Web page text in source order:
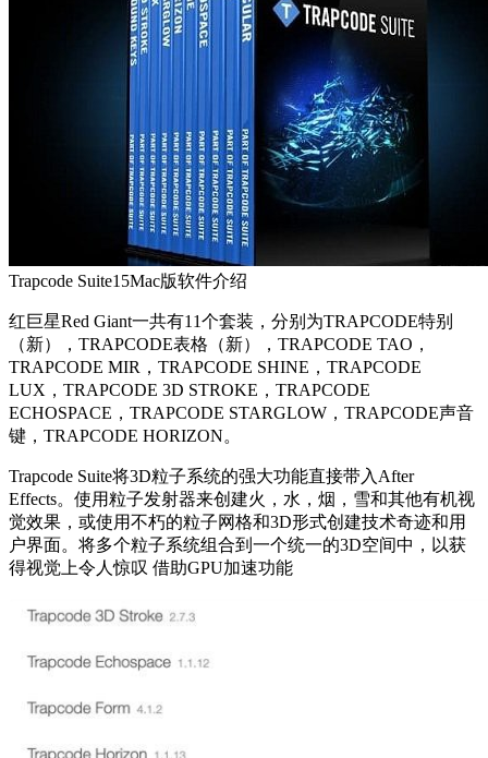
Trapcode Suite15Mac版软件介绍
红巨星Red Giant一共有11个套装，分别为TRAPCODE特别
（新），TRAPCODE表格（新），TRAPCODE TAO，
TRAPCODE MIR，TRAPCODE SHINE，TRAPCODE
LUX，TRAPCODE 3D STROKE，TRAPCODE
ECHOSPACE，TRAPCODE STARGLOW，TRAPCODE声音
键，TRAPCODE HORIZON。
Trapcode Suite将3D粒子系统的强大功能直接带入After
Effects。使用粒子发射器来创建火，水，烟，雪和其他有机视
觉效果，或使用不朽的粒子网格和3D形式创建技术奇迹和用
户界面。将多个粒子系统组合到一个统一的3D空间中，以获
得视觉上令人惊叹 借助GPU加速功能